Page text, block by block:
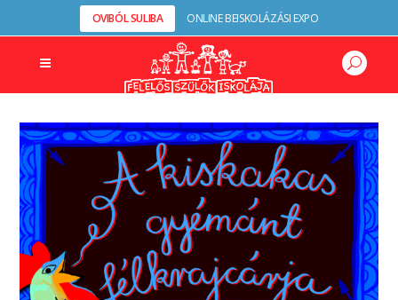
OVIBÓL SULIBA ONLINE BEISKOLÁZÁSI EXPO